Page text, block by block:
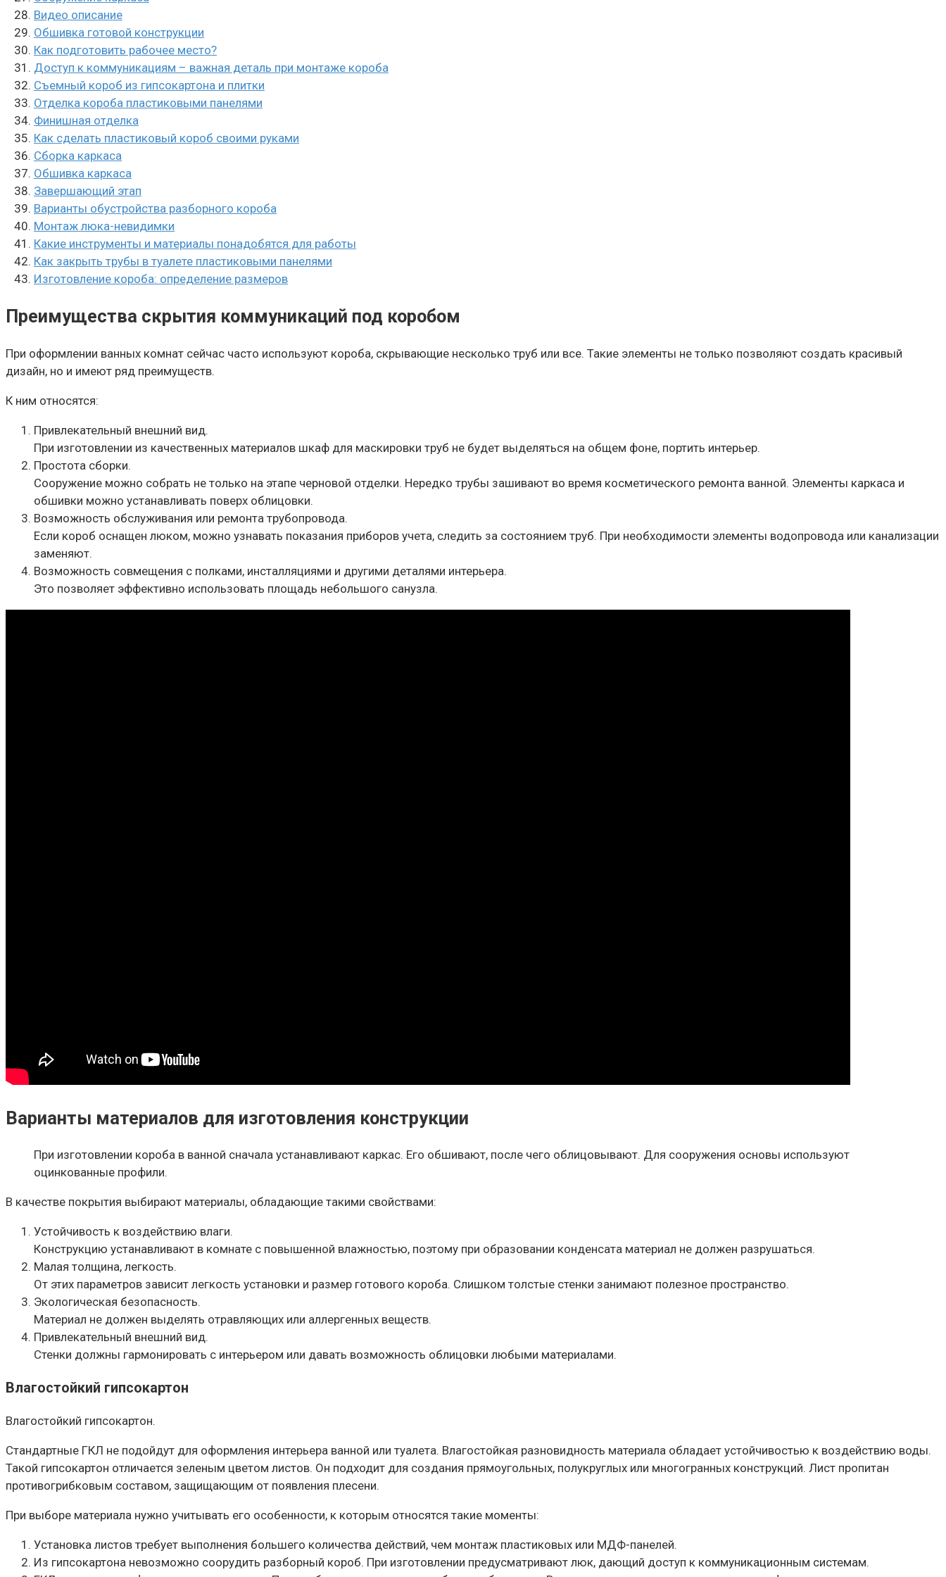
Видео описание
Обшивка готовой конструкции
Как подготовить рабочее место?
Доступ к коммуникациям – важная деталь при монтаже короба
Съемный короб из гипсокартона и плитки
Отделка короба пластиковыми панелями
Финишная отделка
Как сделать пластиковый короб своими руками
Сборка каркаса
Обшивка каркаса
Завершающий этап
Варианты обустройства разборного короба
Монтаж люка-невидимки
Какие инструменты и материалы понадобятся для работы
Как закрыть трубы в туалете пластиковыми панелями
Изготовление короба: определение размеров
Преимущества скрытия коммуникаций под коробом
При оформлении ванных комнат сейчас часто используют короба, скрывающие несколько труб или все. Такие элементы не только позволяют создать красивый
дизайн, но и имеют ряд преимуществ.
К ним относятся:
Привлекательный внешний вид.
При изготовлении из качественных материалов шкаф для маскировки труб не будет выделяться на общем фоне, портить интерьер.
Простота сборки.
Сооружение можно собрать не только на этапе черновой отделки. Нередко трубы зашивают во время косметического ремонта ванной. Элементы каркаса и
обшивки можно устанавливать поверх облицовки.
Возможность обслуживания или ремонта трубопровода.
Если короб оснащен люком, можно узнавать показания приборов учета, следить за состоянием труб. При необходимости элементы водопровода или канализации
заменяют.
Возможность совмещения с полками, инсталляциями и другими деталями интерьера.
Это позволяет эффективно использовать площадь небольшого санузла.
Варианты материалов для изготовления конструкции
При изготовлении короба в ванной сначала устанавливают каркас. Его обшивают, после чего облицовывают. Для сооружения основы используют
оцинкованные профили.
В качестве покрытия выбирают материалы, обладающие такими свойствами:
Устойчивость к воздействию влаги.
Конструкцию устанавливают в комнате с повышенной влажностью, поэтому при образовании конденсата материал не должен разрушаться.
Малая толщина, легкость.
От этих параметров зависит легкость установки и размер готового короба. Слишком толстые стенки занимают полезное пространство.
Экологическая безопасность.
Материал не должен выделять отравляющих или аллергенных веществ.
Привлекательный внешний вид.
Стенки должны гармонировать с интерьером или давать возможность облицовки любыми материалами.
Влагостойкий гипсокартон
Влагостойкий гипсокартон.
Стандартные ГКЛ не подойдут для оформления интерьера ванной или туалета. Влагостойкая разновидность материала обладает устойчивостью к воздействию воды.
Такой гипсокартон отличается зеленым цветом листов. Он подходит для создания прямоугольных, полукруглых или многогранных конструкций. Лист пропитан
противогрибковым составом, защищающим от появления плесени.
При выборе материала нужно учитывать его особенности, к которым относятся такие моменты:
Установка листов требует выполнения большего количества действий, чем монтаж пластиковых или МДФ-панелей.
Из гипсокартона невозможно соорудить разборный короб. При изготовлении предусматривают люк, дающий доступ к коммуникационным системам.